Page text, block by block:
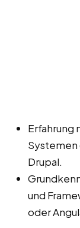
Systemen
Drupal.
und
oder